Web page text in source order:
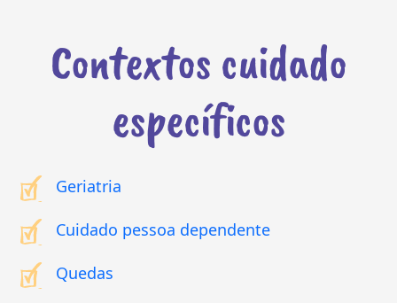
Contextos cuidado
específicos
Geriatria
Cuidado pessoa dependente
Quedas